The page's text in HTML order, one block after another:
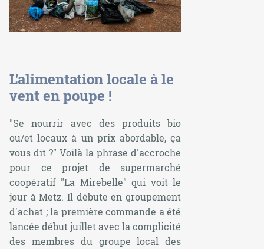
L'alimentation locale à le
vent en poupe !
"Se nourrir avec des produits bio
ou/et locaux à un prix abordable, ça
vous dit ?" Voilà la phrase d'accroche
pour ce projet de supermarché
coopératif "La Mirebelle" qui voit le
jour à Metz. Il débute en groupement
d'achat ; la première commande a été
lancée début juillet avec la complicité
des membres du groupe local des